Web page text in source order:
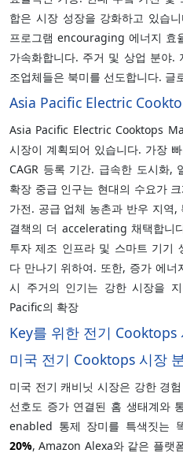
합은 시장 성장을 강화하고 있습
프로그램 encouraging 에너지 효
가속화합니다. 주거 및 상업 분야.
조업체들은 북미를 선도합니다. 글
Asia Pacific Electric
Asia Pacific Electric Cooktops
시장이 계획되어 있습니다. 가장
CAGR 등록 기간. 급속한 도시화,
확장 중급 인구는 현대의 수요가
가전. 공급 업체 농촌과 반우 지역
결책의 더 accelerating 채택합니
투자 제조 인프라 및 스마트 기기
다 만나기 위하여. 또한, 증가 에
시 주거의 인기는 강한 시장을
Pacific의 확장
Key를 위한 전기
미국 전기 Cooktops 시장
미국 전기 캐비닛 시장은 강한 경
선호도 증가 연결된 홈 생태계와
enabled 통제 장미를 특색짓는
20%, Amazon Alexa와 같은 플랫